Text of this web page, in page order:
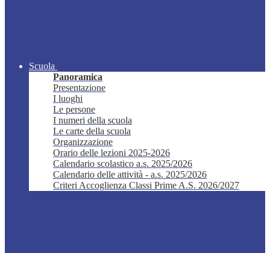
Scuola
Panoramica
Presentazione
I luoghi
Le persone
I numeri della scuola
Le carte della scuola
Organizzazione
Orario delle lezioni 2025-2026
Calendario scolastico a.s. 2025/2026
Calendario delle attività - a.s. 2025/2026
Criteri Accoglienza Classi Prime A.S. 2026/2027